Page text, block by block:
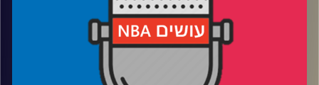
רבע 3: ברונסון סוחף את הניקס, אמביד סוחט את עצמו,